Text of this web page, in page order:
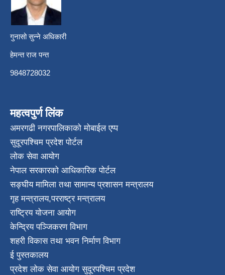
गुनासो सुन्ने अधिकारी
हेमन्त राज पन्त
9848728032
महत्वपुर्ण लिंक
अमरगढी नगरपालिकाको मोबाईल एप्प
सुदूरपश्चिम प्रदेश पोर्टल
लोक सेवा आयोग
नेपाल सरकारको आधिकारिक पोर्टल
सङ्घीय मामिला तथा सामान्य प्रशासन मन्त्रालय
गृह मन्त्रालय,परराष्ट्र मन्त्रालय
राष्ट्रिय योजना आयोग
केन्द्रिय पञ्जिकरण विभाग
शहरी विकास तथा भवन निर्माण विभाग
ई पुस्तकालय
प्रदेश लोक सेवा आयोग सुदूरपश्चिम प्रदेश